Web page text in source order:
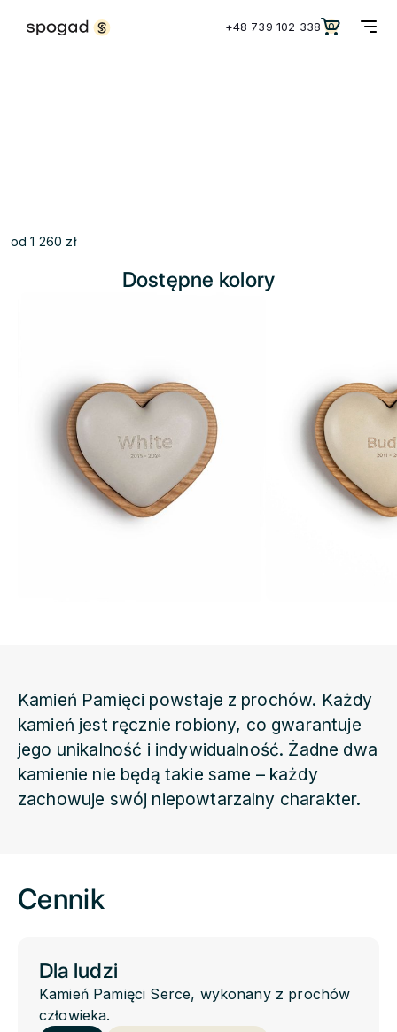
+48 739 102 338 0
od 1 260 zł
Dostępne kolory
Kamień Pamięci powstaje z prochów. Każdy
kamień jest ręcznie robiony, co gwarantuje
jego unikalność i indywidualność. Żadne dwa
kamienie nie będą takie same – każdy
zachowuje swój niepowtarzalny charakter.
Cennik
Dla ludzi
Kamień Pamięci Serce, wykonany z prochów
człowieka.